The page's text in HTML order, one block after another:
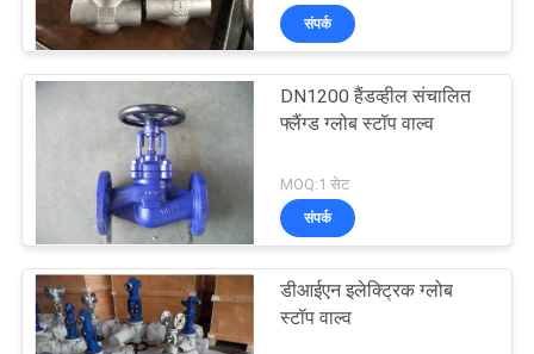
संपर्क
DN1200 हैंडव्हील संचालित
फ्लैंग्ड ग्लोब स्टॉप वाल्व
MOQ:1 सेट
संपर्क
डीआईएन इलेक्ट्रिक ग्लोब
स्टॉप वाल्व